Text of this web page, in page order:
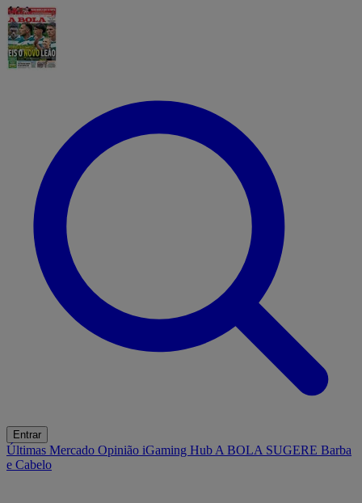
Entrar
Últimas Mercado Opinião iGaming Hub A BOLA SUGERE Barba
e Cabelo